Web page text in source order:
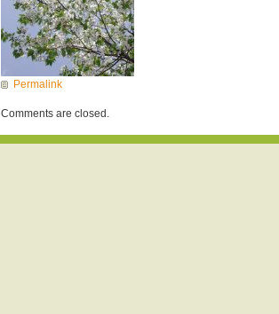
Permalink
Comments are closed.